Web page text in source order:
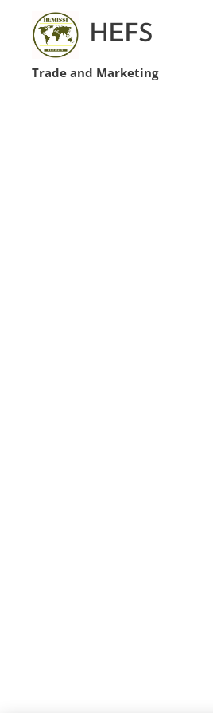
HEFS
Trade and Marketing